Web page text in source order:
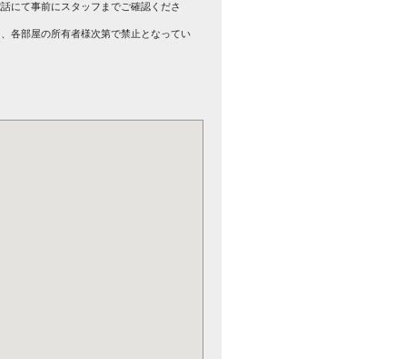
にて事前にスタッフまでご確認くださ
各部屋の所有者様次第で禁止となってい